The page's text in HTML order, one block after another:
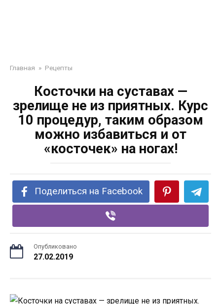
Главная » Рецепты
Косточки на суставах —
зрелище не из приятных. Курс
10 процедур, таким образом
можно избавиться и от
«косточек» на ногах!
Поделиться на Facebook
Опубликовано
27.02.2019